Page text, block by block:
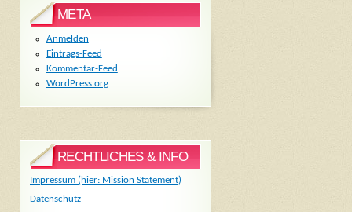
META
Anmelden
Eintrags-Feed
Kommentar-Feed
WordPress.org
RECHTLICHES & INFO
Impressum (hier: Mission Statement)
Datenschutz